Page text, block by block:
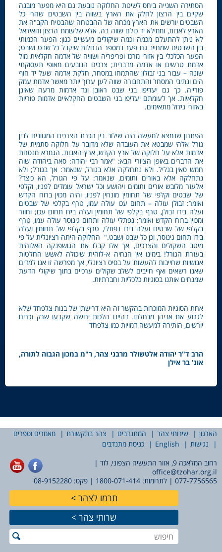
הסתירה השנייה ביחס לשיטת החלוקה נובעת גם היא מפער מובנה
שקיים בין הרצון לחלק את הארץ בשווה בין השבטים שהרי כל
השבטים יורשים את הארץ מכחה של ההבטחה שהבטיח הקב"ה את
הארץ לאבות, וממילא יד כולם שווה בה. אלא שלעומת הרצון והאידאל
לא ניתן להתעלם מכמה וכמה שיקולים מעשיים כגון: הפער הכמותי
בין השבטים שמחייב גם פער במספר הנחלות שיקבל כל שבט ושבט;
הפער הכלכלי בין אזורי מרכז ופריפריה ושוויה של אדמה חקלאית מול
אדמת טרשים או אדמה מדברית; צרכים הנובעים מאופי תעסוקתי
שונה – עבור בני זבולון שהתמחו במסחר, חלקת אדמה שעל יד חוף
הים ונתיבי המסחר והתחבורה שווה לען ערוך יותר מאשר אדמת עמק
פורייה. כך גם יעדיפו בני שבט ראובן וגד אדמות מרעה שאינן
חקלאיות. אך לעומתם יעדיפו בני השבטים החקלאיים אדמות פוריות
באזורי גידול מתאימים.
הפתרון שנמצא למעשה היה שילוב בין הכרת הצרכים המגוונים לבין
גורל אלהי שמבטא את העובדה שלא מדובר על חלוקה סתמית של
אדמות אלא על חלוקה של ארץ הקדש, ארץ האבות. הגמרא מנסחת
את הדברים באופן הציורי הבא: "אמר רבי יהודה: סאה ביהודה שוה
חמש סאין בגליל. ולא נתחלקה אלא בגורל, שנאמר: אך בגורל; ולא
נתחלקה אלא באורים ותומים, שנאמר: על פי הגורל, הא כיצד?
אלעזר מלובש אורים ותומים ויהושע וכל ישראל עומדים לפניו, וקלפי
של שבטים וקלפי של תחומין מונחין לפניו, והיה מכוין ברוח הקדש
ואומר: זבולן עולה – תחום עכו עולה עמו, טרף בקלפי של שבטים
ועלה בידו זבולן, טרף בקלפי של תחומין ועלה בידו תחום עכו; וחוזר
ומכוין ברוח הקדש ואומר: נפתלי עולה ותחום גינוסר עולה עמו, טרף
בקלפי של שבטים ועלה בידו נפתלי, טרף בקלפי של תחומין ועלה
בידו תחום גינוסר, וכן כל שבט ושבט." החלוקה היתה רציונלית על פי
מיטב השקולים והצרכים, אך אלו קבלו את הגושפנקה האלוהית
בעזרת הגורל! בימינו אין הנחיה א-לוהית שיכולה לאשש החלטות
אנושיות שחייבות להעשות על בסיס רציונלי, אך מפרשה זו אנו למדים
שאנו רשאים ואף חייבים לשלב שקולים ערכיים בתוך שיקולי הדעת
שמנחים אותנו בסוגיות כלכליות וחברתיות.
אחת הסוגיות המוכרות בהקשר זה היא דרישתן של בנות צלפחד שלא
לגרוע את אביהן מנחלתו. דהיינו הלכות ירושה שקבעו שרק זכרים
יורשים, הותירה למעשה דמויות כמו צלפחד
הרב ד"ר יהודה אלטשולר מרבני צהר, ר"מ במכון הגבוה לתורה,
אונ' בר אילן
הארגון שירותי צהר המתנדבים צהר בתקשורת
מאמרים וספרים
נגישות
English
כניסת מתנדבים
רחוב המלאכה 9, אזור התעשיה הצפוני, לוד |
office@tzohar.org.il
077-7756565 | לתרומות: 1800-071-414 | פקס: 08-9152280
תרמו לצהר
שרותי צהר